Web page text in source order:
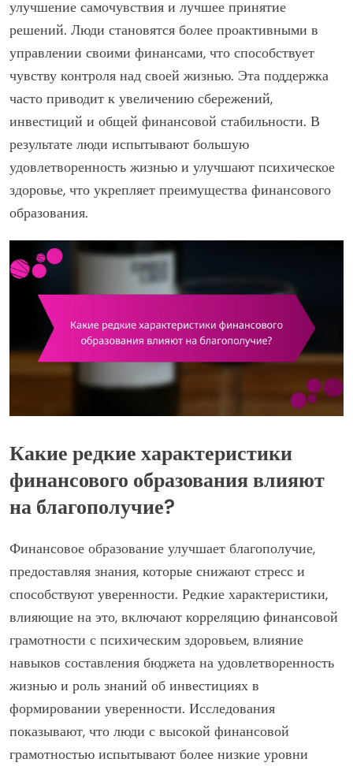
улучшение самочувствия и лучшее принятие
решений. Люди становятся более проактивными в
управлении своими финансами, что способствует
чувству контроля над своей жизнью. Эта поддержка
часто приводит к увеличению сбережений,
инвестиций и общей финансовой стабильности. В
результате люди испытывают большую
удовлетворенность жизнью и улучшают психическое
здоровье, что укрепляет преимущества финансового
образования.
Какие редкие характеристики
финансового образования влияют
на благополучие?
Финансовое образование улучшает благополучие,
предоставляя знания, которые снижают стресс и
способствуют уверенности. Редкие характеристики,
влияющие на это, включают корреляцию финансовой
грамотности с психическим здоровьем, влияние
навыков составления бюджета на удовлетворенность
жизнью и роль знаний об инвестициях в
формировании уверенности. Исследования
показывают, что люди с высокой финансовой
грамотностью испытывают более низкие уровни